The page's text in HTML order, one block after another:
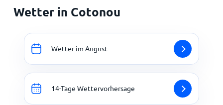
Wetter in Cotonou
Wetter im August
14-Tage Wettervorhersage